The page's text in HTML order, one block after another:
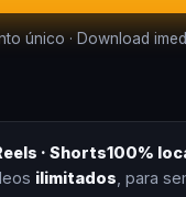
único · Download
· Shorts100%
ilimitados , para